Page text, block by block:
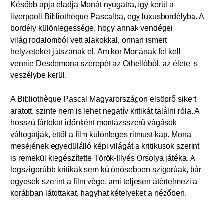
Később apja eladja Monát nyugatra, így kerül a
liverpooli Bibliothèque Pascalba, egy luxusbordélyba. A
bordély különlegessége, hogy annak vendégei
világirodalomból vett alakokkal, onnan ismert
helyzeteket játszanak el. Amikor Monának fel kell
vennie Desdemona szerepét az Othellóból, az élete is
veszélybe kerül.
A Bibliothèque Pascal Magyarországon elsöprő sikert
aratott, szinte nem is lehet negatív kritikát találni róla. A
hosszú fártokat időnként montázsszerű vágások
váltogatják, ettől a film különleges ritmust kap. Mona
meséjének egyedülálló képi világát a kritikusok szerint
is remekül kiegészítette Török-Illyés Orsolya játéka. A
legszigorúbb kritikák sem különösebben szigorúak, bár
egyesek szerint a film vége, ami teljesen átértelmezi a
korábban látottakat, hagyhat kételyeket a nézőben.